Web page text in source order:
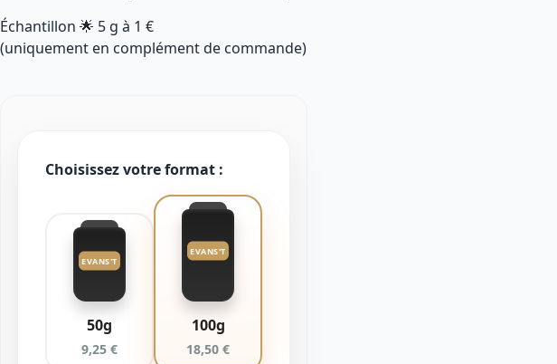
Échantillon 🌟 5 g à 1 €
(uniquement en complément de commande)
Choisissez votre format :
EVANS'T
50g
9,25 €
EVANS'T
100g
18,50 €